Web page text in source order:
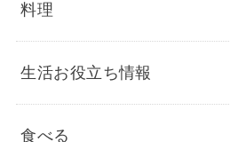
料理
生活お役立ち情報
食べる